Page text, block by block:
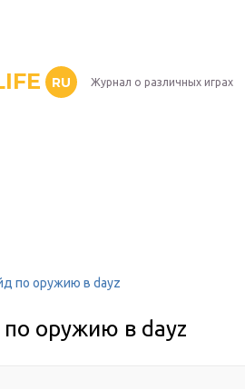
RU Журнал о различных играх
по оружию в dayz
оружию в dayz